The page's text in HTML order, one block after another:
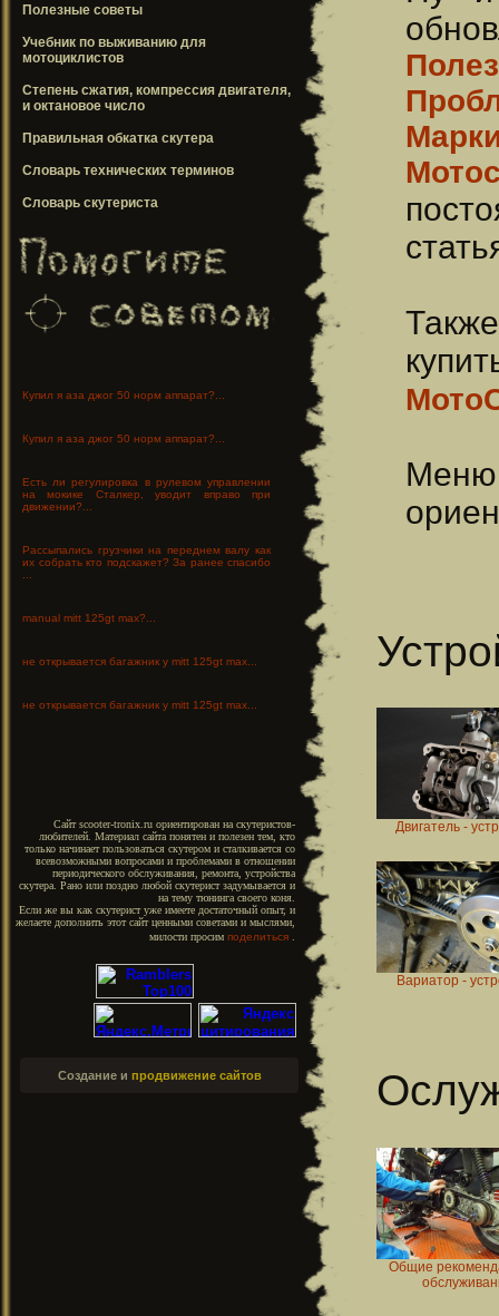
Полезные советы
Учебник по выживанию для
мотоциклистов
Степень сжатия, компрессия двигателя,
и октановое число
Правильная обкатка скутера
Словарь технических терминов
Словарь скутериста
Купил я аза джог 50 норм аппарат?...
Купил я аза джог 50 норм аппарат?...
Есть ли регулировка в рулевом управлении
на мокике Сталкер, уводит вправо при
движении?...
Рассыпались грузчики на переднем валу как
их собрать кто подскажет? За ранее спасибо
...
manual mitt 125gt max?...
не открывается багажник у mitt 125gt max...
не открывается багажник у mitt 125gt max...
Сайт scooter-tronix.ru ориентирован на скутеристов-
любителей. Материал сайта понятен и полезен тем, кто
только начинает пользоваться скутером и сталкивается со
всевозможными вопросами и проблемами в отношении
периодического обслуживания, ремонта, устройства
скутера. Рано или поздно любой скутерист задумывается и
на тему тюнинга своего коня.
Если же вы как скутерист уже имеете достаточный опыт, и
желаете дополнить этот сайт ценными советами и мыслями,
милости просим поделиться .
Создание и продвижение сайтов
Двигатель -
Вариатор -
Общие